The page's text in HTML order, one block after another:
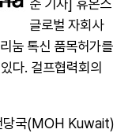
글로벌 자회사
눔 톡신 품목허가를
다. 걸프협력회의
당국(MOH Kuwait)